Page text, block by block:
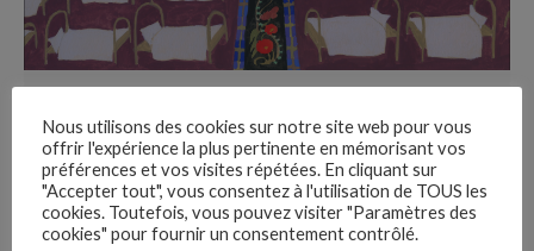
Les Enfants de la mer Noire
Mercredi 24 janvier 16h Chaplin Denfert · Paris
Mercredi 24 janvier 16h Chaplin...
Nous utilisons des cookies sur notre site web pour vous
offrir l'expérience la plus pertinente en mémorisant vos
préférences et vos visites répétées. En cliquant sur
"Accepter tout", vous consentez à l'utilisation de TOUS les
cookies. Toutefois, vous pouvez visiter "Paramètres des
cookies" pour fournir un consentement contrôlé.